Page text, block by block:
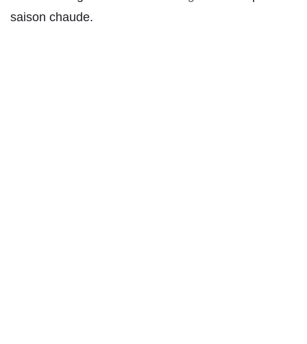
saison chaude.